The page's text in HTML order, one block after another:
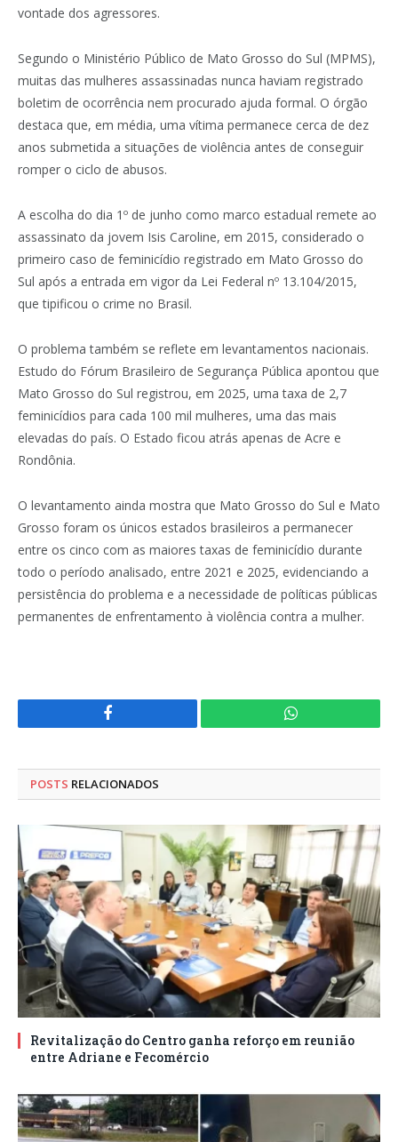
vontade dos agressores.
Segundo o Ministério Público de Mato Grosso do Sul (MPMS),
muitas das mulheres assassinadas nunca haviam registrado
boletim de ocorrência nem procurado ajuda formal. O órgão
destaca que, em média, uma vítima permanece cerca de dez
anos submetida a situações de violência antes de conseguir
romper o ciclo de abusos.
A escolha do dia 1º de junho como marco estadual remete ao
assassinato da jovem Isis Caroline, em 2015, considerado o
primeiro caso de feminicídio registrado em Mato Grosso do
Sul após a entrada em vigor da Lei Federal nº 13.104/2015,
que tipificou o crime no Brasil.
O problema também se reflete em levantamentos nacionais.
Estudo do Fórum Brasileiro de Segurança Pública apontou que
Mato Grosso do Sul registrou, em 2025, uma taxa de 2,7
feminicídios para cada 100 mil mulheres, uma das mais
elevadas do país. O Estado ficou atrás apenas de Acre e
Rondônia.
O levantamento ainda mostra que Mato Grosso do Sul e Mato
Grosso foram os únicos estados brasileiros a permanecer
entre os cinco com as maiores taxas de feminicídio durante
todo o período analisado, entre 2021 e 2025, evidenciando a
persistência do problema e a necessidade de políticas públicas
permanentes de enfrentamento à violência contra a mulher.
Facebook WhatsApp
POSTS RELACIONADOS
Revitalização do Centro ganha reforço em reunião
entre Adriane e Fecomércio